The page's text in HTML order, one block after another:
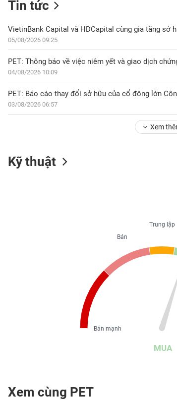
Tin tức
VietinBank Capital và HDCapital cùng gia tăng sở
05/08/2026 09:25
PET: Thông báo về việc niêm yết và giao dịch
04/08/2026 10:09
03/08/2026 06:57
Xem
Kỹ thuật
MUA
Trung lập
Bán
Bán mạnh
Xem cùng PET
DOANH
NGHIỆP
CỔ
PHIẾU
SINH